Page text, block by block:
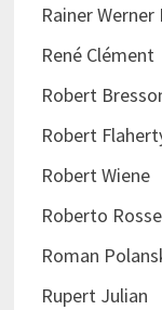
Rainer Werner
René Clément
Robert
Robert
Robert Wiene
Roberto
Roman
Rupert Julian